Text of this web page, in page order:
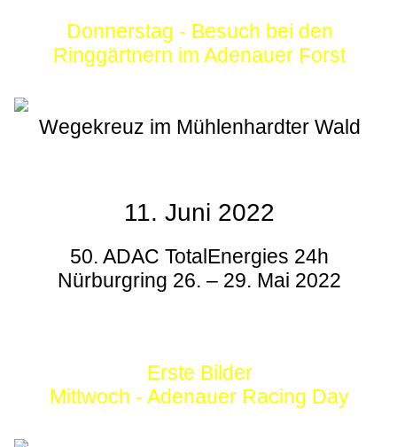
Donnerstag - Besuch bei den
Ringgärtnern im Adenauer Forst
Wegekreuz im Mühlenhardter Wald
11. Juni 2022
50. ADAC TotalEnergies 24h
Nürburgring 26. – 29. Mai 2022
Erste Bilder
Mittwoch - Adenauer Racing Day